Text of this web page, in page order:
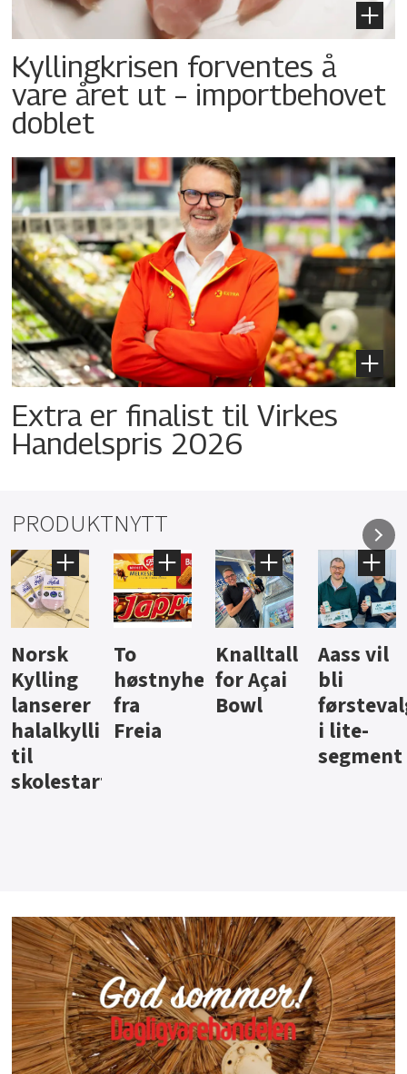
Kyllingkrisen forventes å
vare året ut – importbehovet
doblet
Extra er finalist til Virkes
Handelspris 2026
PRODUKTNYTT
Knalltall
for Açai
Bowl
Aass vil
bli
førstevalg
i lite-
Brus og
jus fra
Berentsen
Hard
iste fra
Hansa